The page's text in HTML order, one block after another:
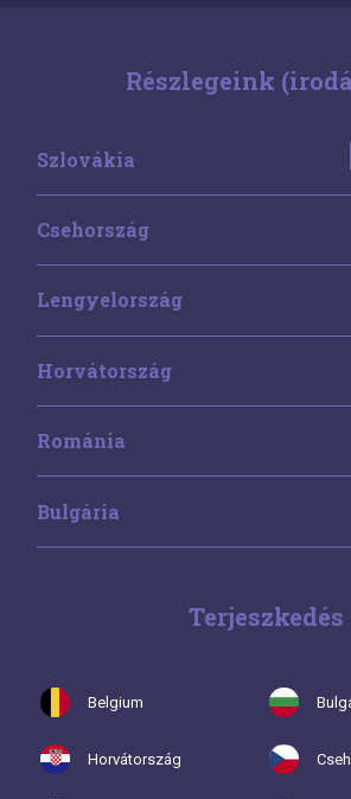
Részlegeink
Szlovákia
Csehország
Lengyelország
Horvátország
Románia
Bulgária
Terjeszkedés
Belgium
Horvátország